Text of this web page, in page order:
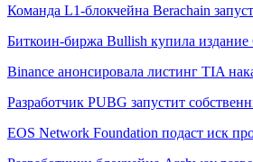
Команда L1-блокчейна Berachain
Биткоин-биржа Bullish купила издание
Binance анонсировала листинг TIA
Разработчик PUBG запустит
EOS Network Foundation подаст иск